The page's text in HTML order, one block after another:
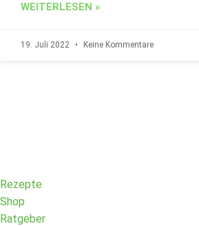
WEITERLESEN »
19. Juli 2022 Keine Kommentare
Rezepte
Shop
Ratgeber